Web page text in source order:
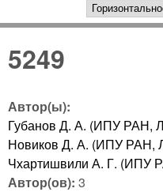
5249
Автор(ы):
Губанов Д. А. (ИПУ РАН,
Новиков Д. А. (ИПУ РАН,
Чхартишвили А. Г. (ИПУ
Автор(ов): 3